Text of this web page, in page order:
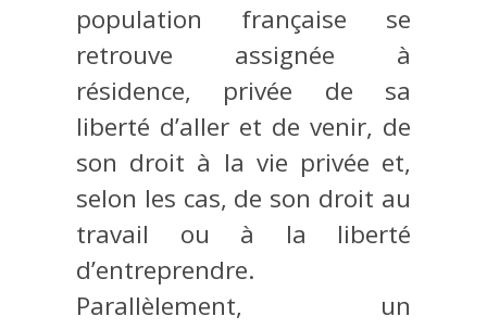
population française se
retrouve assignée à
résidence, privée de sa
liberté d’aller et de venir, de
son droit à la vie privée et,
selon les cas, de son droit au
travail ou à la liberté
d’entreprendre.
Parallèlement, un